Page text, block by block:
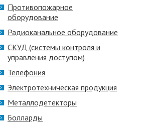
Противопожарное
оборудование
Радиоканальное оборудование
СКУД (системы контроля и
управления доступом)
Телефония
Электротехническая продукция
Металлодетекторы
Болларды